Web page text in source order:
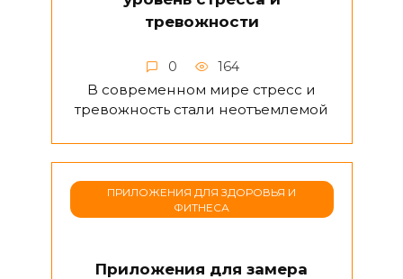
тревожности
0 164
В современном мире стресс и
тревожность стали неотъемлемой
ПРИЛОЖЕНИЯ ДЛЯ ЗДОРОВЬЯ И
ФИТНЕСА
Приложения для замера